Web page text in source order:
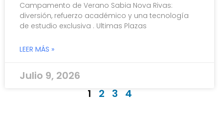
Campamento de Verano Sabia Nova Rivas:
diversión, refuerzo académico y una tecnología
de estudio exclusiva . Ultimas Plazas
LEER MÁS »
Julio 9, 2026
1
2 3 4